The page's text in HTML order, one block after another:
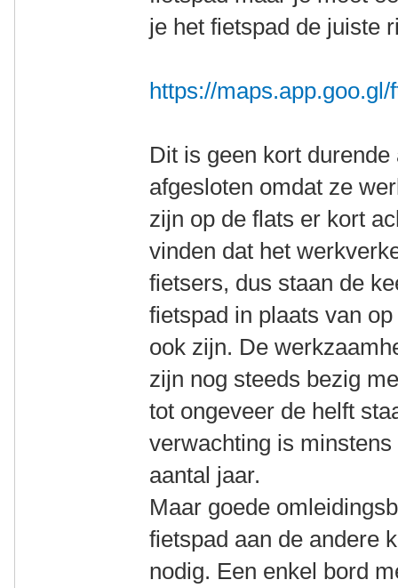
je het fietspad de juiste
https://
Dit is geen kort
afgesloten omdat ze
zijn op de flats er kort
vinden dat het
fietsers, dus staan de
fietspad in plaats van
ook zijn. De
zijn nog steeds bezig
tot ongeveer de helft
verwachting is
aantal jaar.
Maar goede
fietspad aan de andere
nodig. Een enkel bord